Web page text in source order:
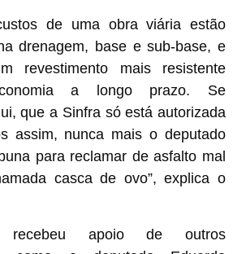
de uma obra viária estão
drenagem, base e sub-base, e
revestimento mais resistente
a longo prazo. Se
que a Sinfra só está autorizada
assim, nunca mais o deputado
para reclamar de asfalto mal
casca de ovo”, explica o
recebeu apoio de outros